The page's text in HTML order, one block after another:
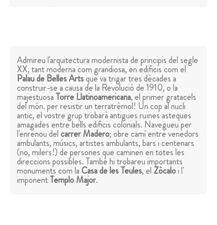
Admireu l'arquitectura modernista de principis del segle
XX, tant moderna com grandiosa, en edificis com el
Palau de Belles Artsque va trigar tres dècades a
construir-se a causa de la Revolució de 1910, o la
majestuosaTorre Llatinoamericana, el primer gratacels
del món. per resistir un terratrèmol! Un cop al nucli
antic, el vostre grup trobarà antigues ruïnes asteques
amagades entre bells edificis colonials. Navegueu per
l'enrenou delcarrer Madero; obre camí entre venedors
ambulants, músics, artistes ambulants, bars i centenars
(no, milers!) de persones que caminen en totes les
direccions possibles. També hi trobareu importants
monuments com laCasa de les Teules, el Zòcaloi l'
imponentTemplo Major.